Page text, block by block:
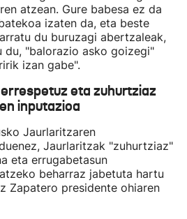
atzean. Gure babesa ez da
izaten da, eta beste
du buruzagi abertzaleak,
du, "balorazio asko goizegi"
izan gabe".
eta zuhurtziaz
inputazioa
Jaurlaritzaren
Jaurlaritzak "zuhurtziaz"
eta errugabetasun
beharraz jabetuta hartu
Zapatero presidente ohiaren